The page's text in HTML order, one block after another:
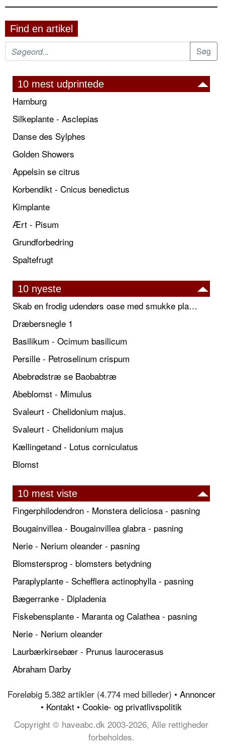
Find en artikel
10 mest udprintede
Hamburg
Silkeplante - Asclepias
Danse des Sylphes
Golden Showers
Appelsin se citrus
Korbendikt - Cnicus benedictus
Kimplante
Ært - Pisum
Grundforbedring
Spaltefrugt
10 nyeste
Skab en frodig udendørs oase med smukke plantekrukker og elegante espalier
Dræbersnegle 1
Basilikum - Ocimum basilicum
Persille - Petroselinum crispum
Abebrødstræ se Baobabtræ
Abeblomst - Mimulus
Svaleurt - Chelidonium majus.
Svaleurt - Chelidonium majus
Kællingetand - Lotus corniculatus
Blomst
10 mest viste
Fingerphilodendron - Monstera deliciosa - pasning
Bougainvillea - Bougainvillea glabra - pasning
Nerie - Nerium oleander - pasning
Blomstersprog - blomsters betydning
Paraplyplante - Schefflera actinophylla - pasning
Bægerranke - Dipladenia
Fiskebensplante - Maranta og Calathea - pasning
Nerie - Nerium oleander
Laurbærkirsebær - Prunus laurocerasus
Abraham Darby
Foreløbig 5.382 artikler (4.774 med billeder) • Annoncer
• Kontakt • Cookie- og privatlivspolitik
Copyright © haveabc.dk 2003-2026, Alle rettigheder
forbeholdes.